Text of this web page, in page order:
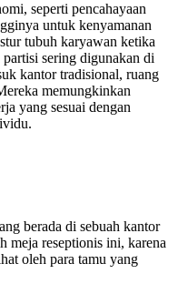
seperti pencahayaan
untuk kenyamanan
tubuh karyawan ketika
sering digunakan di
kantor tradisional, ruang
memungkinkan
yang sesuai dengan
berada di sebuah kantor
meja reseptionis ini, karena
oleh para tamu yang